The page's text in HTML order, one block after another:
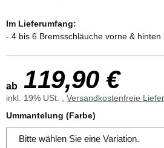
Im Lieferumfang:
- 4 bis 6 Bremsschläuche vorne & hinten
ab 119,90 €
inkl. 19% USt. , Versandkostenfreie
Ummantelung (Farbe)
Bitte wählen Sie eine Variation.